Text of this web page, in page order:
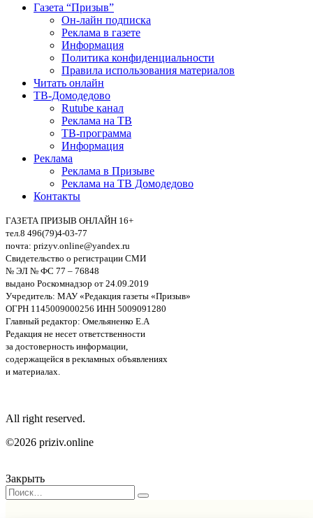
Газета “Призыв”
Он-лайн подписка
Реклама в газете
Информация
Политика конфиденциальности
Правила использования материалов
Читать онлайн
ТВ-Домодедово
Rutube канал
Реклама на ТВ
ТВ-программа
Информация
Реклама
Реклама в Призыве
Реклама на ТВ Домодедово
Контакты
ГАЗЕТА ПРИЗЫВ ОНЛАЙН 16+
тел.8 496(79)4-03-77
почта: prizyv.online@yandex.ru
Свидетельство о регистрации СМИ
№ ЭЛ № ФС 77 – 76848
выдано Роскомнадзор от 24.09.2019
Учредитель: МАУ «Редакция газеты «Призыв»
ОГРН 1145009000256 ИНН 5009091280
Главный редактор: Омельяненко Е.А
Редакция не несет ответственности
за достоверность информации,
содержащейся в рекламных объявлениях
и материалах.
All right reserved.
©2026 priziv.online
Закрыть